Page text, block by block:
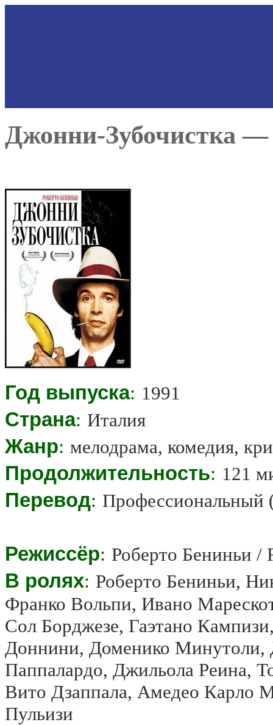
Джонни-Зубочистка —
Год выпуска: 1991
Страна: Италия
Жанр: мелодрама, комедия,
Продолжительность: 121
Перевод: Профессиональный
Режиссёр: Роберто Бениньи /
В ролях: Роберто Бениньи,
Франко Вольпи, Ивано
Сол Борджезе, Гаэтано
Доннини, Доменико Минутоли,
Паппалардо, Джильола Реина,
Вито Дзаппала, Амедео Карло
Пульизи